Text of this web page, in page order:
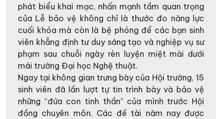
phát biểu khai mạc, nhấn mạnh tầm quan trọng
của Lễ bảo vệ không chỉ là thước đo năng lực
cuối khóa mà còn là bệ phóng để các bạn sinh
viên khẳng định tư duy sáng tạo và nghiệp vụ sư
phạm sau chuỗi ngày rèn luyện miệt mài dưới
mái trường Đại học Nghệ thuật.
Ngay tại không gian trưng bày của Hội trường, 15
sinh viên đã lần lượt tự tin trình bày và bảo vệ
những “đứa con tinh thần” của mình trước Hội
đồng chuyên môn. Các đề tài năm nay được